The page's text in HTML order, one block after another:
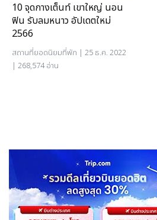
10 จุดกางเต็นท์ เขาใหญ่ นอน
ฟิน รับลมหนาว อัปเดตใหม่
2566
สถานที่ยอดนิยมที่พัก | 25 ธ.ค. 2022
| 268,574 อ่าน